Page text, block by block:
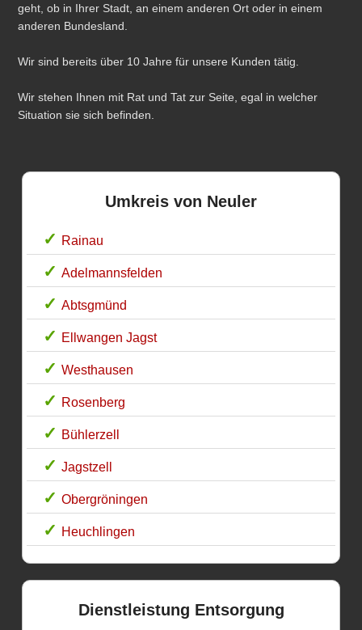
geht, ob in Ihrer Stadt, an einem anderen Ort oder in einem
anderen Bundesland.
Wir sind bereits über 10 Jahre für unsere Kunden tätig.
Wir stehen Ihnen mit Rat und Tat zur Seite, egal in welcher
Situation sie sich befinden.
Umkreis von Neuler
Rainau
Adelmannsfelden
Abtsgmünd
Ellwangen Jagst
Westhausen
Rosenberg
Bühlerzell
Jagstzell
Obergröningen
Heuchlingen
Dienstleistung Entsorgung